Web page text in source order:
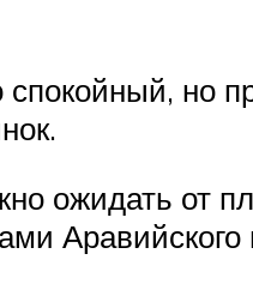
но
ожидать от
Аравийского